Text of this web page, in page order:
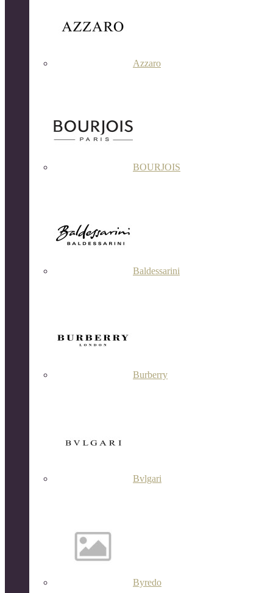
Azzaro
BOURJOIS
Baldessarini
Burberry
Bvlgari
Byredo